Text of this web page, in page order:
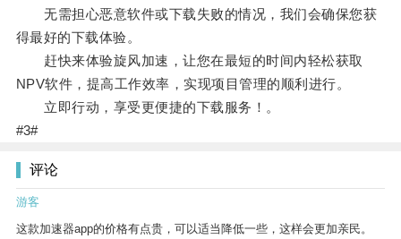
无需担心恶意软件或下载失败的情况，我们会确保您获
得最好的下载体验。
赶快来体验旋风加速，让您在最短的时间内轻松获取
NPV软件，提高工作效率，实现项目管理的顺利进行。
立即行动，享受更便捷的下载服务！。
#3#
评论
游客
这款加速器app的价格有点贵，可以适当降低一些，这样会更加亲民。